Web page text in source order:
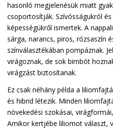
hasonló megjelenésük miatt
csoportosítják. Szívósságukról
képességükről ismertek. A
sárga, narancs, piros, rózsaszín
színválasztékában pompáznak.
virágoznak, de sok bimbót
virágzást biztosítanak.
Ez csak néhány példa a
és hibrid létezik. Minden
növekedési szokásai,
Amikor kertjébe liliomot választ,